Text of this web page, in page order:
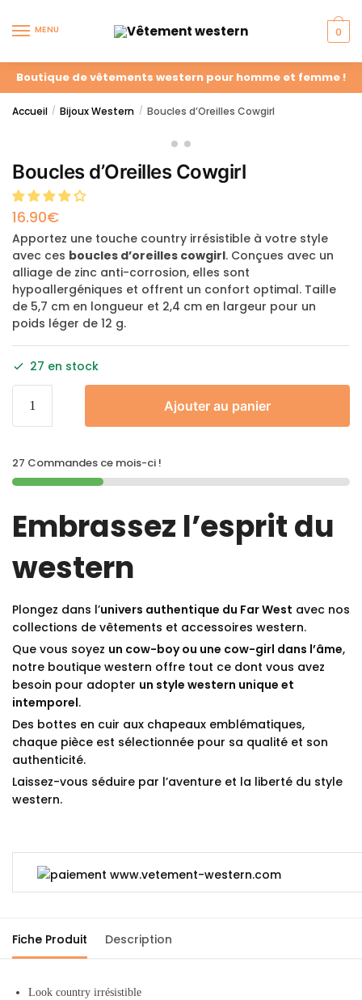
MENU 0
Boutique de vêtements western pour homme et femme !
Accueil / Bijoux Western / Boucles d’Oreilles Cowgirl
Boucles d’Oreilles Cowgirl
16.90€
Apportez une touche country irrésistible à votre style
avec ces boucles d’oreilles cowgirl. Conçues avec un
alliage de zinc anti-corrosion, elles sont
hypoallergéniques et offrent un confort optimal. Taille
de 5,7 cm en longueur et 2,4 cm en largeur pour un
poids léger de 12 g.
27 en stock
Ajouter au panier
27 Commandes ce mois-ci !
Embrassez l’esprit du
western
Plongez dans l’univers authentique du Far West avec nos
collections de vêtements et accessoires western.
Que vous soyez un cow-boy ou une cow-girl dans l’âme,
notre boutique western offre tout ce dont vous avez
besoin pour adopter un style western unique et
intemporel.
Des bottes en cuir aux chapeaux emblématiques,
chaque pièce est sélectionnée pour sa qualité et son
authenticité.
Laissez-vous séduire par l’aventure et la liberté du style
western.
Fiche Produit Description
Look country irrésistible